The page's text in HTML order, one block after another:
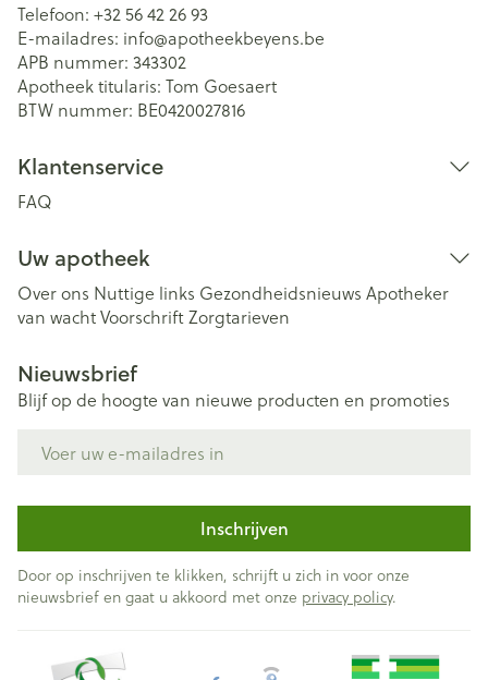
Telefoon: +32 56 42 26 93
E-mailadres: info@apotheekbeyens.be
APB nummer: 343302
Apotheek titularis: Tom Goesaert
BTW nummer: BE0420027816
Klantenservice
FAQ
Uw apotheek
Over ons Nuttige links Gezondheidsnieuws Apotheker
van wachtVoorschriftZorgtarieven
Nieuwsbrief
Blijf op de hoogte van nieuwe producten en promoties
Inschrijven
Door op inschrijven te klikken, schrijft u zich in voor onze
nieuwsbrief en gaat u akkoord met onze privacy policy.